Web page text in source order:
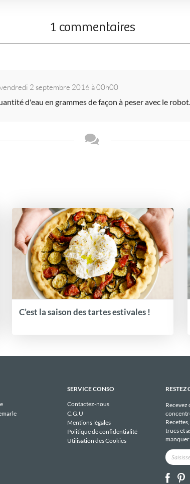
1 commentaires
vendredi 2 septembre 2016 à 00h00
d'eau en grammes de façon à peser avec le robot.
C’est la saison des tartes estivales !
SERVICE CONSO
Contactez-nous
C.G.U
Mentions légales
Politique de confidentialité
Utilisation des Cookies
RESTEZ
Recevez
trucs et
manquer